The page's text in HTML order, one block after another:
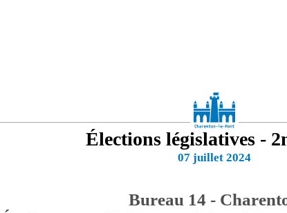
Élections législatives -
07 juillet 2024
Bureau 14 -